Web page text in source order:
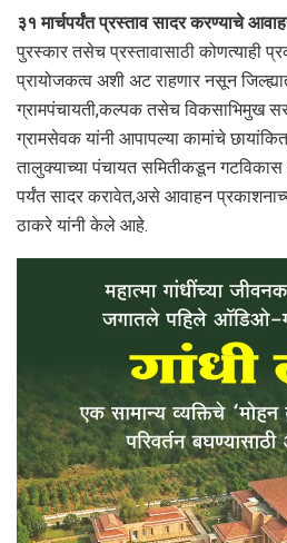
३१ मार्चपर्यंत प्रस्ताव सादर करण्याचे
पुरस्कार तसेच प्रस्तावासाठी कोणत्याही
प्रायोजकत्व अशी अट राहणार नसून
ग्रामपंचायती,कल्पक तसेच विकसाभिमुख
ग्रामसेवक यांनी आपापल्या कामांचे
तालुक्याच्या पंचायत समितीकडून गटविकास
पर्यंत सादर करावेत,असे आवाहन
ठाकरे यांनी केले आहे.